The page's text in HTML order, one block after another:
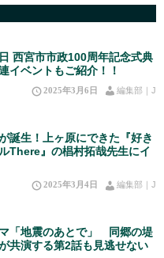
西宮市市政100周年記念式典
イベントもご紹介！！
2025年3月6日 編集部｜J
誕生！上ヶ原にできた『好き
There』の椙村拓哉先生にイ
2025年3月4日 編集部｜J
「地震のあとで」 同郷の堤
共演する第2話も見逃せない